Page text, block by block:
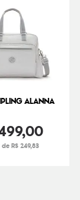
ALANNA
,00
R$ 249,83